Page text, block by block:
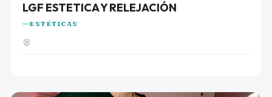
LGF ESTETICA Y RELEJACIÓN
ESTÉTICAS